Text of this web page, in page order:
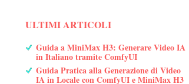
ULTIMI ARTICOLI
Guida a MiniMax H3: Generare Video IA
in Italiano tramite ComfyUI
Guida Pratica alla Generazione di Video
IA in Locale con ComfyUI e MiniMax H3